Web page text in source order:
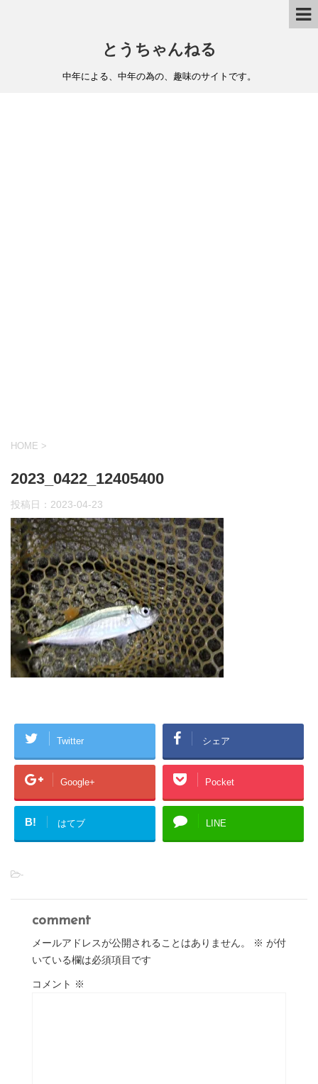
とうちゃんねる
中年による、中年の為の、趣味のサイトです。
HOME >
2023_0422_12405400
投稿日： 2023-04-23
Twitter シェア
Google+ Pocket
B! はてブ LINE
-
comment
メールアドレスが公開されることはありません。 ※ が付
いている欄は必須項目です
コメント ※